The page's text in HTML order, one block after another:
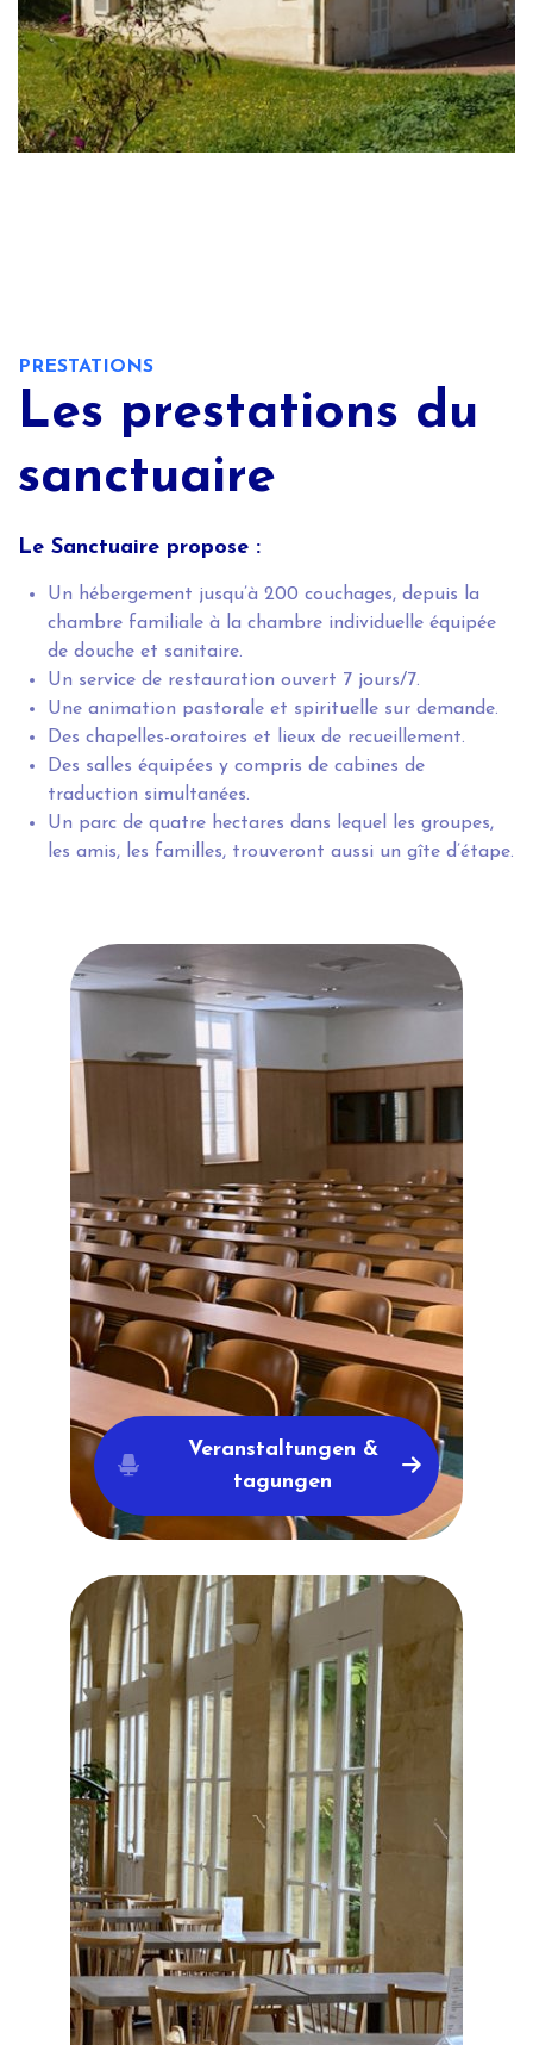
PRESTATIONS
Les prestations du
sanctuaire
Le Sanctuaire propose :
Un hébergement jusqu’à 200 couchages, depuis la
chambre familiale à la chambre individuelle équipée
de douche et sanitaire.
Un service de restauration ouvert 7 jours/7.
Une animation pastorale et spirituelle sur demande.
Des chapelles-oratoires et lieux de recueillement.
Des salles équipées y compris de cabines de
traduction simultanées.
Un parc de quatre hectares dans lequel les groupes,
les amis, les familles, trouveront aussi un gîte d’étape.
Veranstaltungen &
tagungen